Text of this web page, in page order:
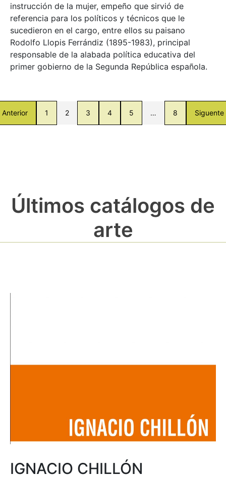
instrucción de la mujer, empeño que sirvió de
referencia para los políticos y técnicos que le
sucedieron en el cargo, entre ellos su paisano
Rodolfo Llopis Ferrándiz (1895-1983), principal
responsable de la alabada política educativa del
primer gobierno de la Segunda República española.
Anterior 1 2 3 4 5 … 8 Siguente
Últimos catálogos de
arte
IGNACIO CHILLÓN